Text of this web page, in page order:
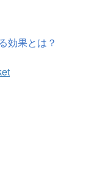
効果とは？